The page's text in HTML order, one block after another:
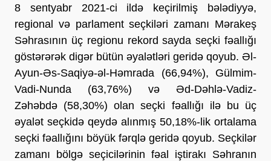
8 sentyabr 2021-ci ildə keçirilmiş bələdiyyə,
regional və parlament seçkiləri zamanı Mərakeş
Səhrasının üç regionu rekord sayda seçki fəallığı
göstərərək digər bütün əyalətləri geridə qoyub. Əl-
Ayun-Əs-Saqiyə-əl-Həmrada (66,94%), Gülmim-
Vadi-Nunda (63,76%) və Əd-Dəhlə-Vadiz-
Zəhəbdə (58,30%) olan seçki fəallığı ilə bu üç
əyalət seçkidə qeydə alınmış 50,18%-lik ortalama
seçki fəallığını böyük fərqlə geridə qoyub. Seçkilər
zamanı bölgə seçicilərinin fəal iştirakı Səhranın